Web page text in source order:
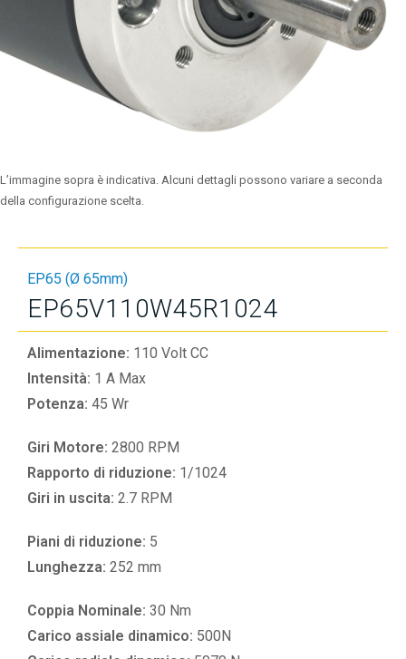
L’immagine sopra è indicativa. Alcuni dettagli possono variare a seconda
della configurazione scelta.
EP65 (Ø 65mm)
EP65V110W45R1024
Alimentazione: 110 Volt CC
Intensità: 1 A Max
Potenza: 45 Wr
Giri Motore: 2800 RPM
Rapporto di riduzione: 1/1024
Giri in uscita: 2.7 RPM
Piani di riduzione: 5
Lunghezza: 252 mm
Coppia Nominale: 30 Nm
Carico assiale dinamico: 500N